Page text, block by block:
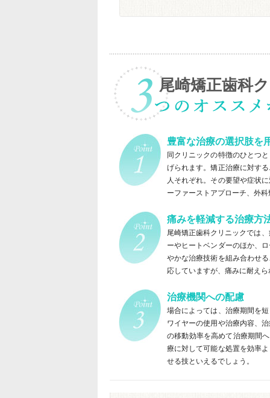
尾崎矯正歯科
豊富な治療の選択肢を
同クリニックの特徴のひとつ
げられます。矯正治療に対す
人それぞれ。その要望や症状
ーファーストアプローチ、外
痛みを軽減する治療方
尾崎矯正歯科クリニックでは
ーやヒートベンダーのほか、
やかな治療技術を組み合わせ
応していますが、痛みに耐え
治療機関への配慮
場合によっては、治療期間を
ワイヤーの使用や治療内容、
の移動効率を高めて治療期間
療に対して可能な処置を効率
せる技といえるでしょう。